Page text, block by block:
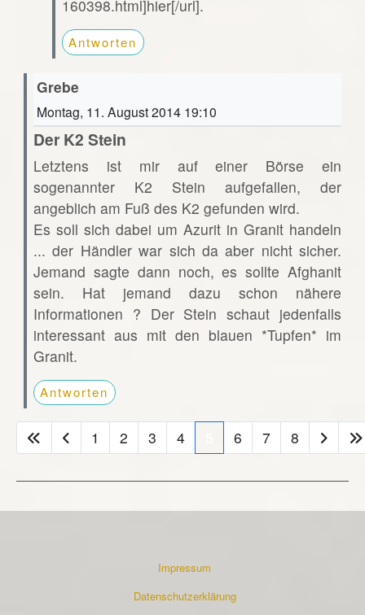
160398.html]hier[/url].
Antworten
Grebe
Montag, 11. August 2014 19:10
Der K2 Stein
Letztens ist mir auf einer Börse ein
sogenannter K2 Stein aufgefallen, der
angeblich am Fuß des K2 gefunden wird.
Es soll sich dabei um Azurit in Granit handeln
... der Händler war sich da aber nicht sicher.
Jemand sagte dann noch, es sollte Afghanit
sein. Hat jemand dazu schon nähere
Informationen ? Der Stein schaut jedenfalls
interessant aus mit den blauen *Tupfen* im
Granit.
Antworten
1 2 3 4 6 7 8
Impressum
Datenschutzerklärung